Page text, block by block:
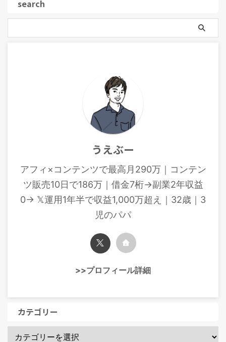
search
うえぶー
アフィ×コンテンツで最高月290万｜コンテン
ツ販売10日で186万｜借金7桁→副業2年収益
0→ 𝕏運用1年半で収益1,000万超え｜32歳｜3
児のパパ
>>プロフィール詳細
カテゴリー